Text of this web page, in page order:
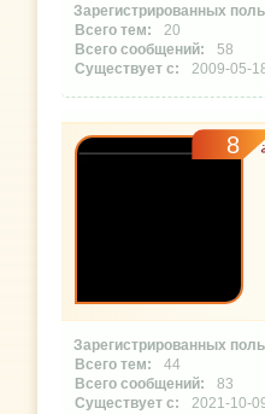
20
58
2009-05-
8
44
83
2021-10-